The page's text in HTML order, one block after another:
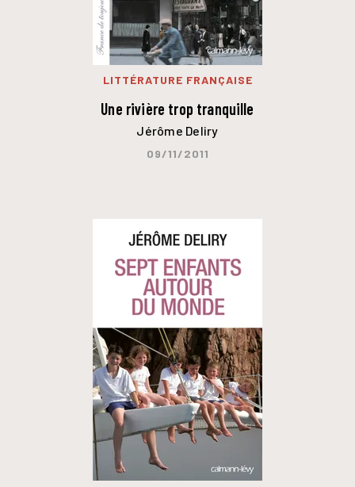
LITTÉRATURE FRANÇAISE
Une rivière trop tranquille
Jérôme Deliry
09/11/2011